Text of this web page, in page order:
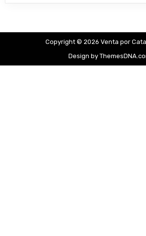
Copyright © 2026 Venta por
Design by